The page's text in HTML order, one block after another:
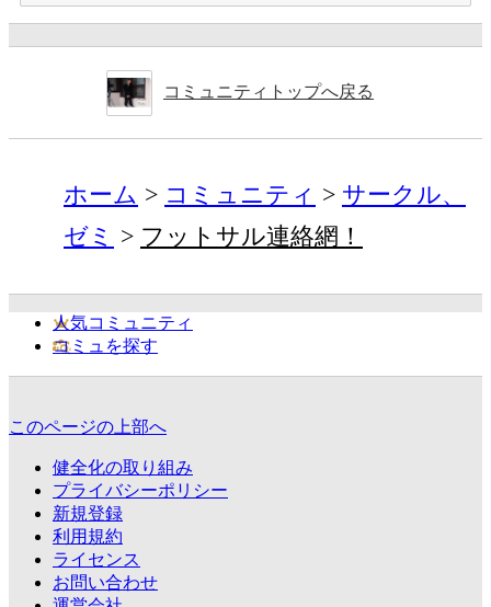
コミュニティトップへ戻る
ホーム コミュニティ
サークル、
ゼミ
フットサル連絡網！
人気コミュニティ
コミュを探す
このページの上部へ
健全化の取り組み
プライバシーポリシー
新規登録
利用規約
ライセンス
お問い合わせ